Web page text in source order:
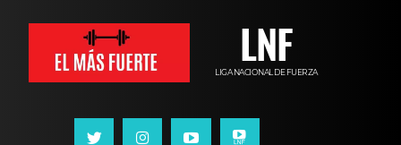
LNF
LIGA NACIONAL DE FUERZA